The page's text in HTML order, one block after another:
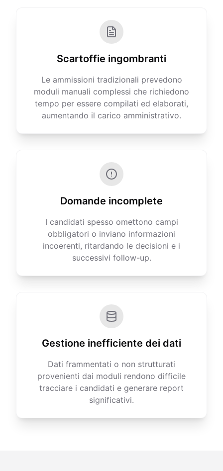
Scartoffie ingombranti
Le ammissioni tradizionali prevedono
moduli manuali complessi che richiedono
tempo per essere compilati ed elaborati,
aumentando il carico amministrativo.
Domande incomplete
I candidati spesso omettono campi
obbligatori o inviano informazioni
incoerenti, ritardando le decisioni e i
successivi follow-up.
Gestione inefficiente dei dati
Dati frammentati o non strutturati
provenienti dai moduli rendono difficile
tracciare i candidati e generare report
significativi.